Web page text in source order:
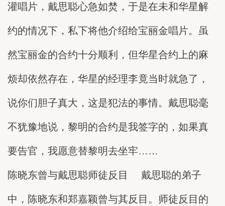
灌唱片，戴思聪心急如焚，于是在未和华星解
约的情况下，私下将他介绍给宝丽金唱片。虽
然宝丽金的合约十分顺利，但华星合约上的麻
烦却依然存在，华星的经理李竟当时就急了，
说你们胆子真大，这是犯法的事情。戴思聪毫
不犹豫地说，黎明的合约是我签字的，如果真
要告官，我愿意替黎明去坐牢……
陈晓东曾与戴思聪师徒反目 戴思聪的弟子
中，陈晓东和郑嘉颖曾与其反目。师徒反目的